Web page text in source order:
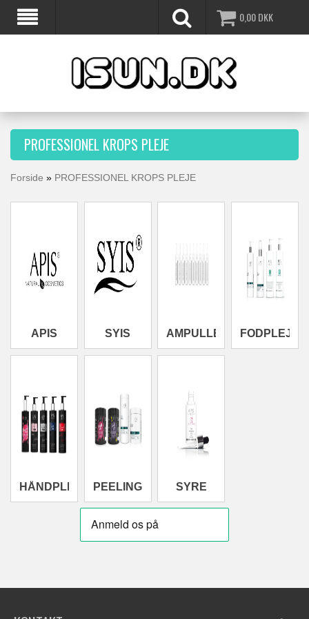
0,00DKK
PROFESSIONEL KROPS PLEJE
Forside » PROFESSIONEL KROPS PLEJE
APIS SYIS AMPULLER FODPLEJE
HÅNDPLEJE PEELING SYRE